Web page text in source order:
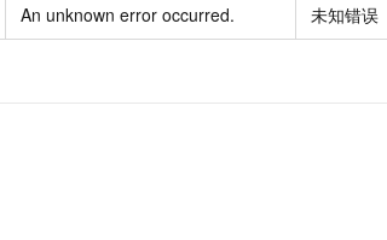
An unknown error occurred. 未知错误